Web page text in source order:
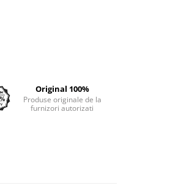
Original 100%
Produse originale de la
furnizori autorizati